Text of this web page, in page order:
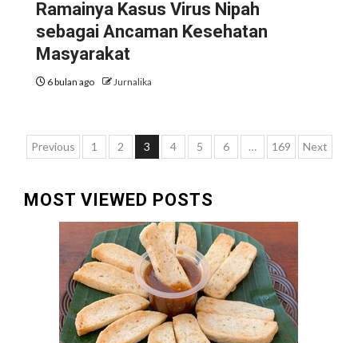
Ramainya Kasus Virus Nipah
sebagai Ancaman Kesehatan
Masyarakat
6 bulan ago Jurnalika
Paginasi
Previous 1 2 3 4 5 6 … 169 Next
MOST VIEWED POSTS